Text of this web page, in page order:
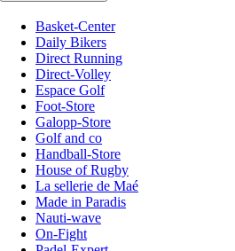
Basket-Center
Daily Bikers
Direct Running
Direct-Volley
Espace Golf
Foot-Store
Galopp-Store
Golf and co
Handball-Store
House of Rugby
La sellerie de Maé
Made in Paradis
Nauti-wave
On-Fight